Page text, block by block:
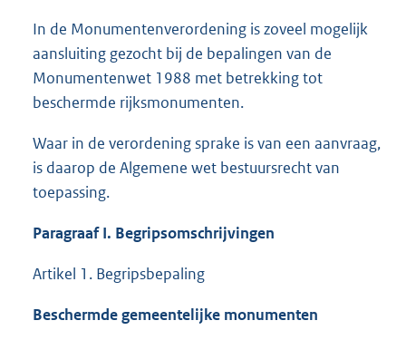
In de Monumentenverordening is zoveel mogelijk
aansluiting gezocht bij de bepalingen van de
Monumentenwet 1988 met betrekking tot
beschermde rijksmonumenten.
Waar in de verordening sprake is van een aanvraag,
is daarop de Algemene wet bestuursrecht van
toepassing.
Paragraaf I. Begripsomschrijvingen
Artikel 1. Begripsbepaling
Beschermde gemeentelijke monumenten